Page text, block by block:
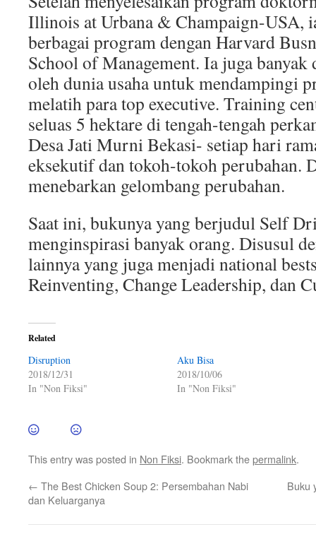
Illinois at Urbana & Champaign-USA,
berbagai program dengan Harvard
School of Management. Ia juga banyak
oleh dunia usaha untuk mendampingi
melatih para top executive. Training
seluas 5 hektare di tengah-tengah
Desa Jati Murni Bekasi- setiap hari
eksekutif dan tokoh-tokoh perubahan.
menebarkan gelombang perubahan.
Saat ini, bukunya yang berjudul Self
menginspirasi banyak orang. Disusul
lainnya yang juga menjadi national
Reinventing, Change Leadership, dan
Related
Disruption
2018/12/31
In "Non Fiksi"
Aku Bisa
2018/10/06
In "Non Fiksi"
This entry was posted in Non Fiksi. Bookmark thepermalink.
← The Best Chicken Soup 2: Persembahan Nabi
dan Keluarganya
Buku